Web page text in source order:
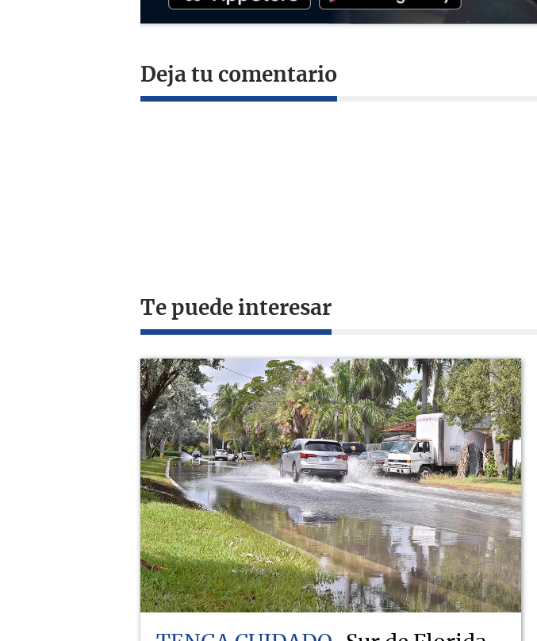
Deja tu comentario
Te puede interesar